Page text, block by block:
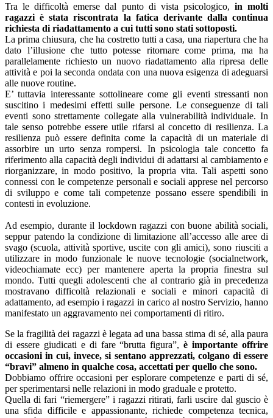
Tra le difficoltà emerse dal punto di vista psicologico, in molti
ragazzi è stata riscontrata la fatica derivante dalla continua
richiesta di riadattamento a cui tutti sono stati sottoposti.
La prima chiusura, che ha costretto tutti a casa, una riapertura che ha
dato l’illusione che tutto potesse ritornare come prima, ma ha
parallelamente richiesto un nuovo riadattamento alla ripresa delle
attività e poi la seconda ondata con una nuova esigenza di adeguarsi
alle nuove routine.
E’ tuttavia interessante sottolineare come gli eventi stressanti non
suscitino i medesimi effetti sulle persone. Le conseguenze di tali
eventi sono strettamente collegate alla vulnerabilità individuale. In
tale senso potrebbe essere utile rifarsi al concetto di resilienza. La
resilienza può essere definita come la capacità di un materiale di
assorbire un urto senza rompersi. In psicologia tale concetto fa
riferimento alla capacità degli individui di adattarsi al cambiamento e
riorganizzare, in modo positivo, la propria vita. Tali aspetti sono
connessi con le competenze personali e sociali apprese nel percorso
di sviluppo e come tali competenze possano essere spendibili in
contesti in evoluzione.
Ad esempio, durante il lockdown ragazzi con buone abilità sociali,
seppur patendo la condizione di limitazione all’accesso alle aree di
svago (scuola, attività sportive, uscite con gli amici), sono riusciti a
utilizzare in modo funzionale le nuove tecnologie (socialnetwork,
videochiamate ecc) per mantenere aperta la propria finestra sul
mondo. Tutti quegli adolescenti che al contrario già in precedenza
mostravano difficoltà relazionali e sociali e minori capacità di
adattamento, ad esempio i ragazzi in carico al nostro Servizio, hanno
manifestato un aggravamento nei comportamenti di ritiro.
Se la fragilità dei ragazzi è legata ad una bassa stima di sé, alla paura
di essere giudicati e di fare “brutta figura”,è importante offrire
occasioni in cui, invece, si sentano apprezzati, colgano di essere
“bravi” almeno in qualche cosa, accettati per quello che sono.
Dobbiamo offrire occasioni per esplorare competenze e parti di sé,
per sperimentarsi nelle relazioni in modo graduale e protetto.
Quella di fari “riemergere” i ragazzi ritirati, farli uscire dal guscio è
una sfida difficile e appassionante, richiede competenza tecnica,